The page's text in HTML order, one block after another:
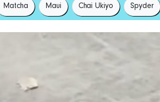
Matcha Maui Chai Ukiyo Spyder